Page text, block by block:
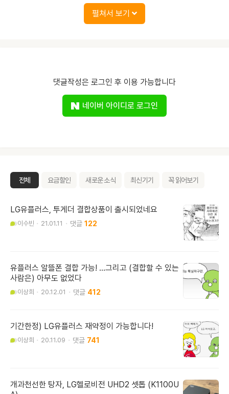
펼쳐서 보기
댓글작성은 로그인 후 이용 가능합니다
네이버 아이디로 로그인
전체 요금할인 새로운 소식 최신기기 꼭 읽어보기
LG유플러스, 투게더 결합상품이 출시되었네요
이수빈 21.01.11 122
유플러스 알뜰폰 결합 가능! ...그리고 (결합할 수 있는
사람은) 아무도 없었다
이상희 20.12.01 412
기간한정) LG유플러스 재약정이 가능합니다!
이상희 20.11.09 741
개과천선한 탕자, LG헬로비전 UHD2 셋톱 (K1100U